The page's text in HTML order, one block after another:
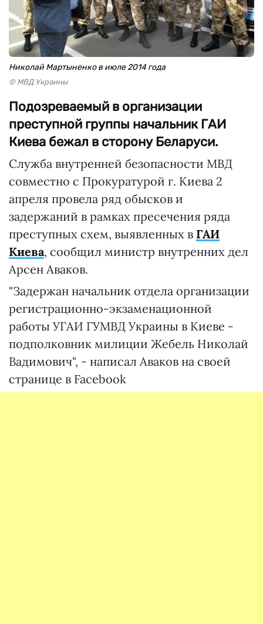
Николай Мартыненко в июле 2014 года
© МВД Украины
Подозреваемый в организации
преступной группы начальник ГАИ
Киева бежал в сторону Беларуси.
Служба внутренней безопасности МВД
совместно с Прокуратурой г. Киева 2
апреля провела ряд обысков и
задержаний в рамках пресечения ряда
преступных схем, выявленных в ГАИ
Киева, сообщил министр внутренних дел
Арсен Аваков.
"Задержан начальник отдела организации
регистрационно-экзаменационной
работы УГАИ ГУМВД Украины в Киеве -
подполковник милиции Жебель Николай
Вадимович", - написал Аваков на своей
странице в Facebook